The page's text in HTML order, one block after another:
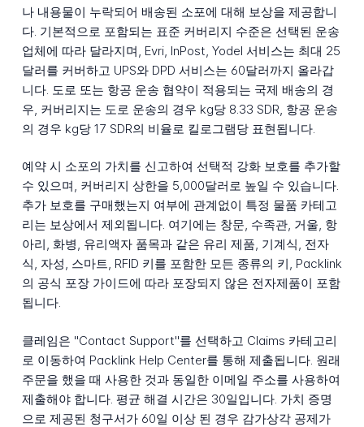
나 내용물이 누락되어 배송된 소포에 대해 보상을 제공합니
다. 기본적으로 포함되는 표준 커버리지 수준은 선택된 운송
업체에 따라 달라지며, Evri, InPost, Yodel 서비스는 최대 25
달러를 커버하고 UPS와 DPD 서비스는 60달러까지 올라갑
니다. 도로 또는 항공 운송 협약이 적용되는 국제 배송의 경
우, 커버리지는 도로 운송의 경우 kg당 8.33 SDR, 항공 운송
의 경우 kg당 17 SDR의 비율로 킬로그램당 표현됩니다.
예약 시 소포의 가치를 신고하여 선택적 강화 보호를 추가할
수 있으며, 커버리지 상한을 5,000달러로 높일 수 있습니다.
추가 보호를 구매했는지 여부에 관계없이 특정 물품 카테고
리는 보상에서 제외됩니다. 여기에는 창문, 수족관, 거울, 항
아리, 화병, 유리액자 품목과 같은 유리 제품, 기계식, 전자
식, 자성, 스마트, RFID 키를 포함한 모든 종류의 키, Packlink
의 공식 포장 가이드에 따라 포장되지 않은 전자제품이 포함
됩니다.
클레임은 "Contact Support"를 선택하고 Claims 카테고리
로 이동하여 Packlink Help Center를 통해 제출됩니다. 원래
주문을 했을 때 사용한 것과 동일한 이메일 주소를 사용하여
제출해야 합니다. 평균 해결 시간은 30일입니다. 가치 증명
으로 제공된 청구서가 60일 이상 된 경우 감가상각 공제가